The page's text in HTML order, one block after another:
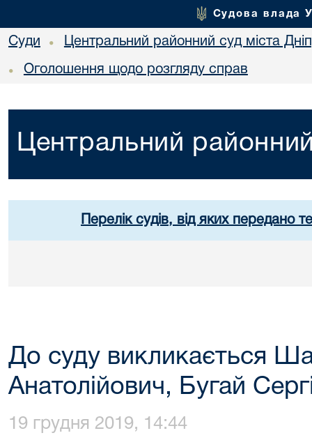
Судова влада
Суди • Центральний районний суд міста
• Оголошення щодо розгляду справ
Центральний
Перелік судів, від яких передано
До суду викликається
Анатолійович, Бугай
19 грудня 2019, 14:44